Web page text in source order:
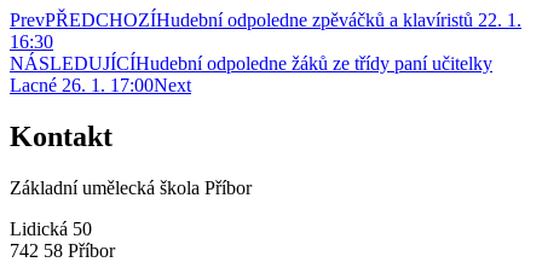
PrevPŘEDCHOZÍHudební odpoledne zpěváčků a klavíristů 22. 1.
16:30
NÁSLEDUJÍCÍHudební odpoledne žáků ze třídy paní učitelky
Lacné 26. 1. 17:00Next
Kontakt
Základní umělecká škola Příbor
Lidická 50
742 58 Příbor